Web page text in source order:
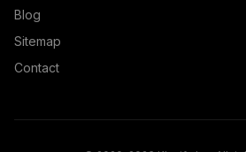
Blog
Sitemap
Contact